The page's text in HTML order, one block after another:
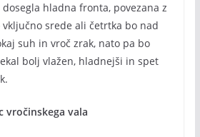
hladna fronta, povezana z
srede ali četrtka bo nad
suh in vroč zrak, nato pa bo
bolj vlažen, hladnejši in spet
vročinskega vala